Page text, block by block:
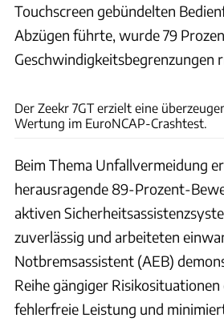
Touchscreen gebündelten
Abzügen führte, wurde 79
Geschwindigkeitsbegrenzungen
Der Zeekr 7GT erzielt eine
Wertung im EuroNCAP-Crashtest.
Beim Thema Unfallvermeidung
herausragende 89-Prozent-
aktiven
zuverlässig und arbeiteten
Notbremsassistent (AEB)
Reihe gängiger Risikosituationen
fehlerfreie Leistung und